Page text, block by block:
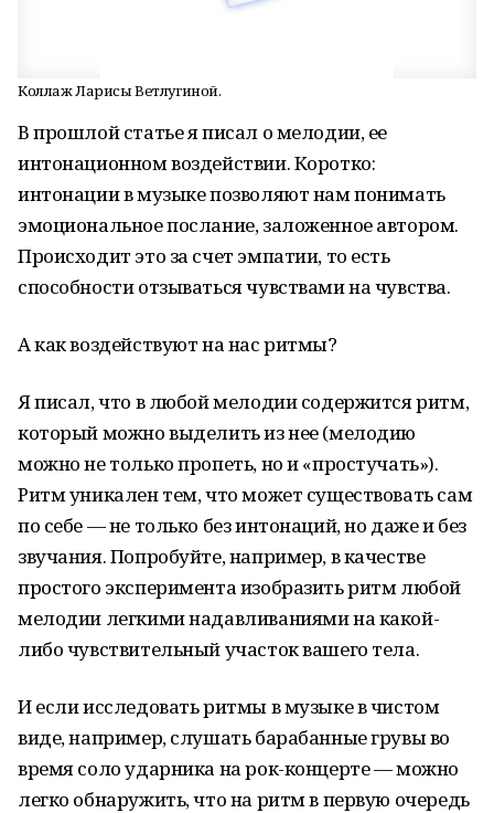
Коллаж Ларисы Ветлугиной.
В прошлой статье я писал о мелодии, ее
интонационном воздействии. Коротко:
интонации в музыке позволяют нам понимать
эмоциональное послание, заложенное автором.
Происходит это за счет эмпатии, то есть
способности отзываться чувствами на чувства.
А как воздействуют на нас ритмы?
Я писал, что в любой мелодии содержится ритм,
который можно выделить из нее (мелодию
можно не только пропеть, но и «простучать»).
Ритм уникален тем, что может существовать сам
по себе — не только без интонаций, но даже и без
звучания. Попробуйте, например, в качестве
простого эксперимента изобразить ритм любой
мелодии легкими надавливаниями на какой-
либо чувствительный участок вашего тела.
И если исследовать ритмы в музыке в чистом
виде, например, слушать барабанные грувы во
время соло ударника на рок-концерте — можно
легко обнаружить, что на ритм в первую очередь